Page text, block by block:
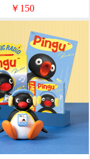
——礼袋款
￥150